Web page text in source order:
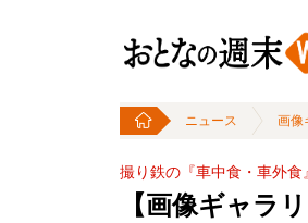
ニュース 画像
撮り鉄の『車中食・車外食
【画像ギャラ